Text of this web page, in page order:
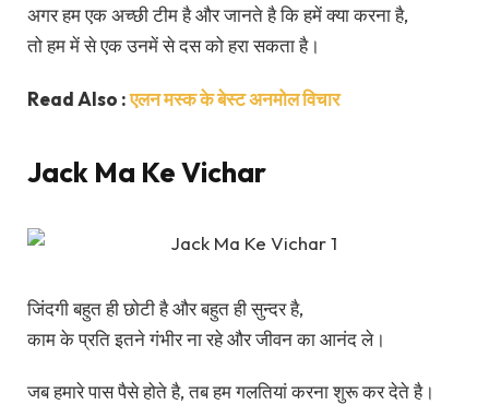
अगर हम एक अच्छी टीम है और जानते है कि हमें क्या करना है,
तो हम में से एक उनमें से दस को हरा सकता है।
Read Also :एलन मस्क के बेस्ट अनमोल विचार
Jack Ma Ke Vichar
जिंदगी बहुत ही छोटी है और बहुत ही सुन्दर है,
काम के प्रति इतने गंभीर ना रहे और जीवन का आनंद ले।
जब हमारे पास पैसे होते है, तब हम गलतियां करना शुरू कर देते है।